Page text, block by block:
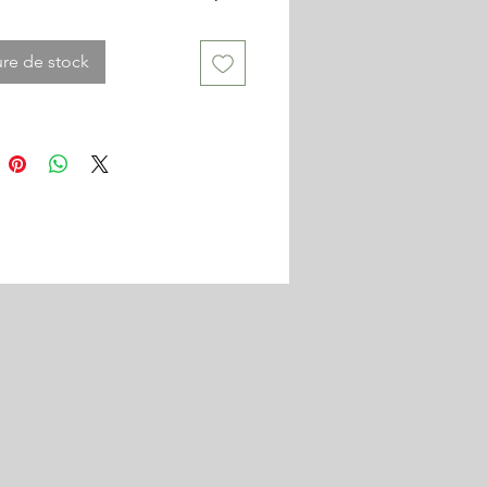
atteind une hauteur
elle garde une belle légéreté et
elle résiste à tout une fois
de stock